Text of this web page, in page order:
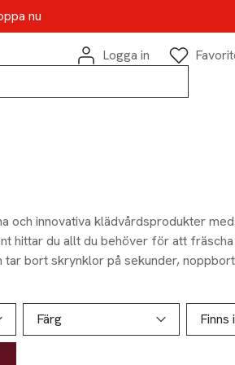
nu
Logga in
och innovativa klädvårdsprodukter med
hittar du allt du behöver för att
tar bort skrynklor på sekunder,
förlänger du livslängden på dina mest
Färg Finns